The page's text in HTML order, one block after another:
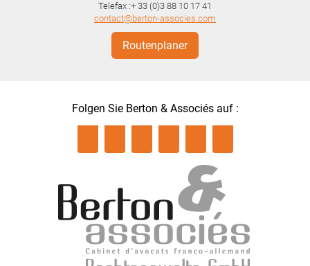
Telefax :+ 33 (0)3 88 10 17 41
contact@berton-associes.com
Routenplaner
Folgen Sie Berton & Associés auf :